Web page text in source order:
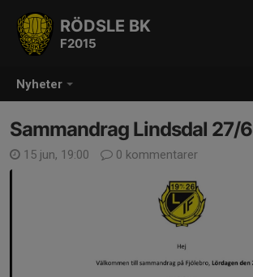
Nyheter
RÖDSLE BK
F2015
Sammandrag Lindsdal 27/6
15 jun, 19:00 0 kommentarer